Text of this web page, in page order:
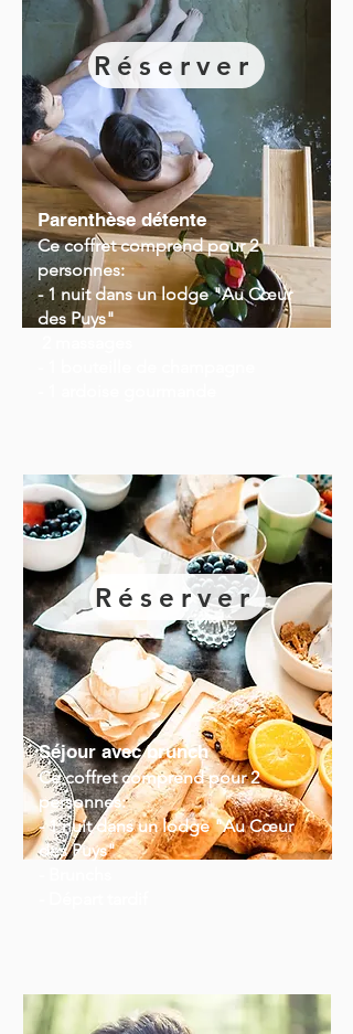
Ce coffret comprend pour 2
personnes:
- 1 nuit dans un lodge "Au Cœur
des Puys"
Réserver
Parenthèse détente
Séjour avec brunch
Ce coffret comprend pour 2
personnes:
- 1 nuit dans un lodge "Au Cœur
des Puys"
Réserver